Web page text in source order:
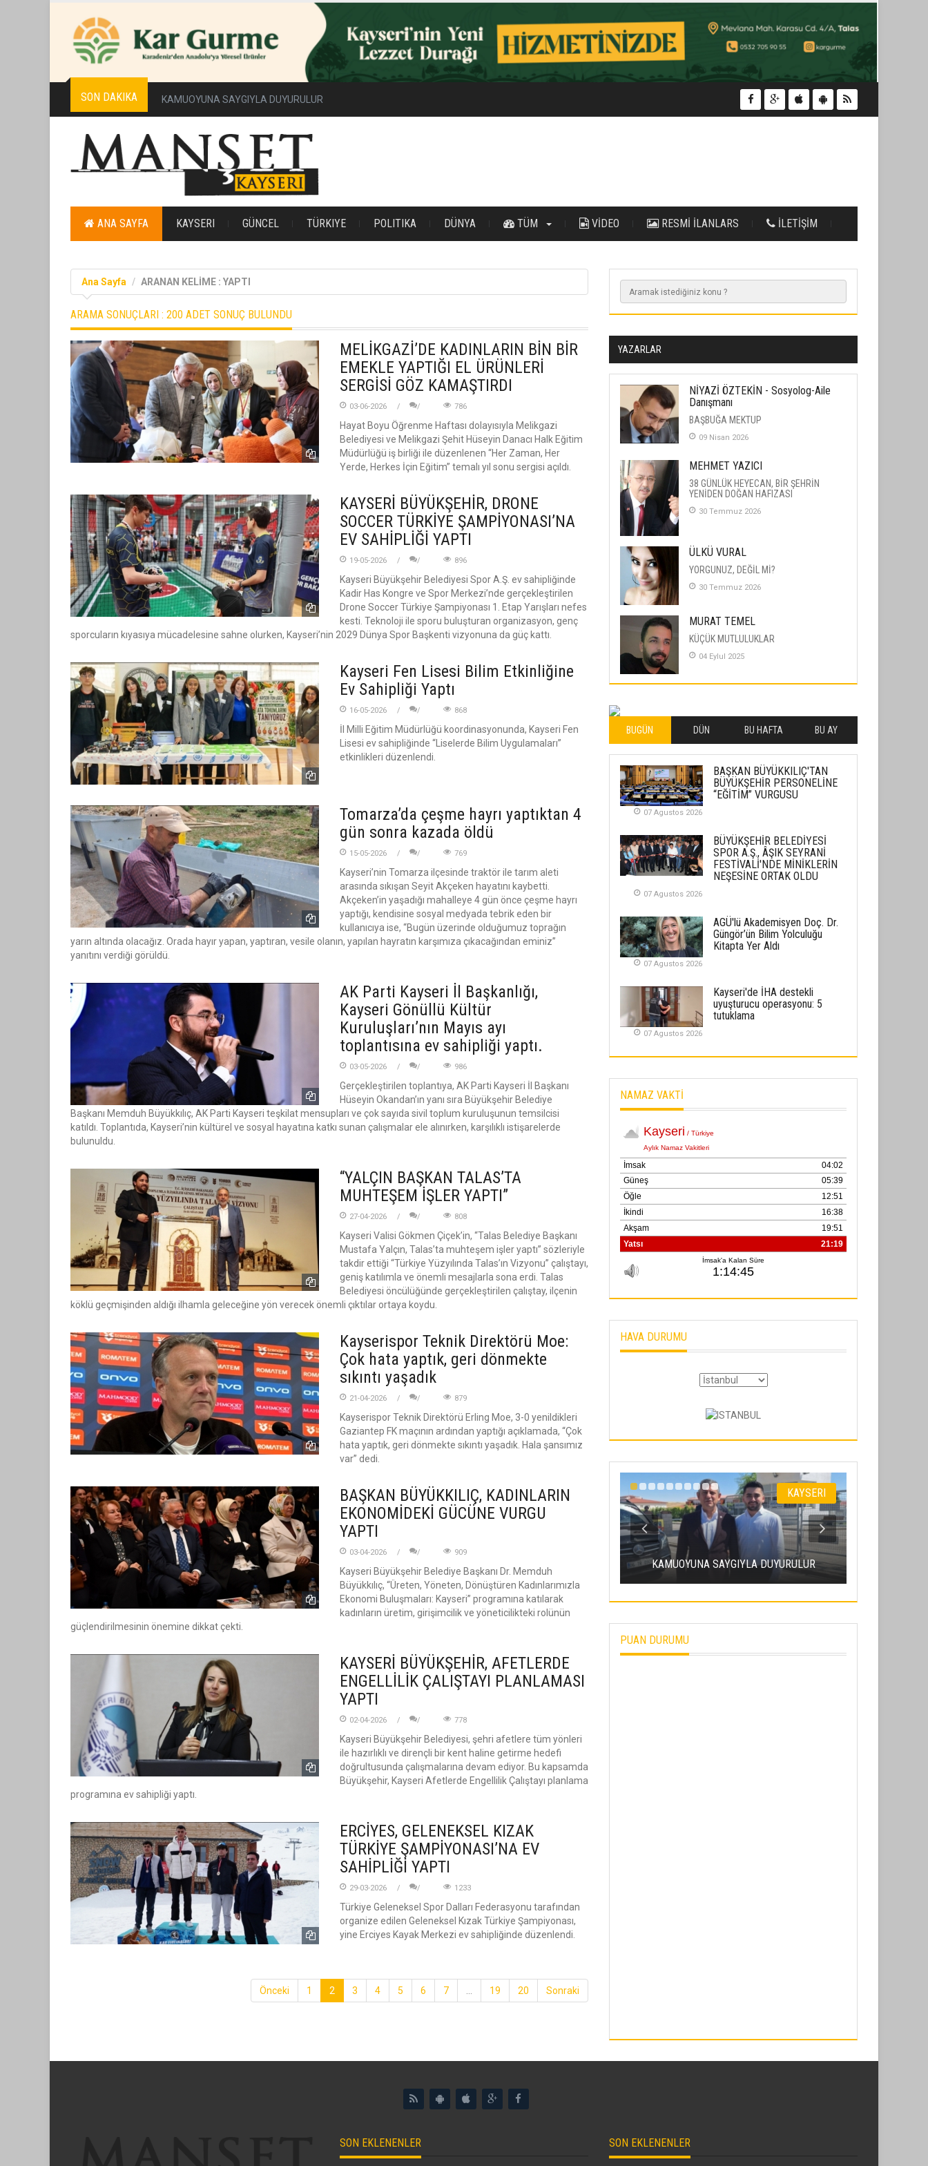
SON DAKIKA Erciyes Üniversitesi’nde Sürdürülebilir Enerji Hamlesi
ANA SAYFA KAYSERI GÜNCEL TÜRKIYE POLITIKA DÜNYA TÜM VİDEO RESMİ İLANLARS İLETİŞİM
Ana Sayfa ARANAN KELİME : YAPTI
ARAMA SONUÇLARI : 200 ADET SONUÇ BULUNDU
MELİKGAZİ’DE KADINLARIN BİN BİR
EMEKLE YAPTIĞI EL ÜRÜNLERİ
SERGİSİ GÖZ KAMAŞTIRDI
03-06-2026 786
Hayat Boyu Öğrenme Haftası dolayısıyla Melikgazi
Belediyesi ve Melikgazi Şehit Hüseyin Danacı Halk Eğitim
Müdürlüğü iş birliği ile düzenlenen “Her Zaman, Her
Yerde, Herkes İçin Eğitim” temalı yıl sonu sergisi açıldı.
KAYSERİ BÜYÜKŞEHİR, DRONE
SOCCER TÜRKİYE ŞAMPİYONASI’NA
EV SAHİPLİĞİ YAPTI
19-05-2026 896
Kayseri Büyükşehir Belediyesi Spor A.Ş. ev sahipliğinde
Kadir Has Kongre ve Spor Merkezi’nde gerçekleştirilen
Drone Soccer Türkiye Şampiyonası 1. Etap Yarışları nefes
kesti. Teknoloji ile sporu buluşturan organizasyon, genç
sporcuların kıyasıya mücadelesine sahne olurken, Kayseri’nin 2029 Dünya Spor Başkenti vizyonuna da güç kattı.
Kayseri Fen Lisesi Bilim Etkinliğine
Ev Sahipliği Yaptı
16-05-2026 868
İl Milli Eğitim Müdürlüğü koordinasyonunda, Kayseri Fen
Lisesi ev sahipliğinde “Liselerde Bilim Uygulamaları”
etkinlikleri düzenlendi.
Tomarza’da çeşme hayrı yaptıktan 4
gün sonra kazada öldü
15-05-2026 769
Kayseri’nin Tomarza ilçesinde traktör ile tarım aleti
arasında sıkışan Seyit Akçeken hayatını kaybetti.
Akçeken’in yaşadığı mahalleye 4 gün önce çeşme hayrı
yaptığı, kendisine sosyal medyada tebrik eden bir
kullanıcıya ise, “Bugün üzerinde olduğumuz toprağın
yarın altında olacağız. Orada hayır yapan, yaptıran, vesile olanın, yapılan hayratın karşımıza çıkacağından eminiz”
yanıtını verdiği görüldü.
AK Parti Kayseri İl Başkanlığı,
Kayseri Gönüllü Kültür
Kuruluşları’nın Mayıs ayı
toplantısına ev sahipliği yaptı.
03-05-2026 986
Gerçekleştirilen toplantıya, AK Parti Kayseri İl Başkanı
Hüseyin Okandan’ın yanı sıra Büyükşehir Belediye
Başkanı Memduh Büyükkılıç, AK Parti Kayseri teşkilat mensupları ve çok sayıda sivil toplum kuruluşunun temsilcisi
katıldı. Toplantıda, Kayseri’nin kültürel ve sosyal hayatına katkı sunan çalışmalar ele alınırken, karşılıklı istişarelerde
bulunuldu.
“YALÇIN BAŞKAN TALAS’TA
MUHTEŞEM İŞLER YAPTI”
27-04-2026 808
Kayseri Valisi Gökmen Çiçek’in, “Talas Belediye Başkanı
Mustafa Yalçın, Talas’ta muhteşem işler yaptı” sözleriyle
takdir ettiği “Türkiye Yüzyılında Talas’ın Vizyonu” çalıştayı,
geniş katılımla ve önemli mesajlarla sona erdi. Talas
Belediyesi öncülüğünde gerçekleştirilen çalıştay, ilçenin
köklü geçmişinden aldığı ilhamla geleceğine yön verecek önemli çıktılar ortaya koydu.
Kayserispor Teknik Direktörü Moe:
Çok hata yaptık, geri dönmekte
sıkıntı yaşadık
21-04-2026 879
Kayserispor Teknik Direktörü Erling Moe, 3-0 yenildikleri
Gaziantep FK maçının ardından yaptığı açıklamada, “Çok
hata yaptık, geri dönmekte sıkıntı yaşadık. Hala şansımız
var” dedi.
BAŞKAN BÜYÜKKILIÇ, KADINLARIN
EKONOMİDEKİ GÜCÜNE VURGU
YAPTI
03-04-2026 909
Kayseri Büyükşehir Belediye Başkanı Dr. Memduh
Büyükkılıç, “Üreten, Yöneten, Dönüştüren Kadınlarımızla
Ekonomi Buluşmaları: Kayseri” programına katılarak
kadınların üretim, girişimcilik ve yöneticilikteki rolünün
güçlendirilmesinin önemine dikkat çekti.
KAYSERİ BÜYÜKŞEHİR, AFETLERDE
ENGELLİLİK ÇALIŞTAYI PLANLAMASI
YAPTI
02-04-2026 778
Kayseri Büyükşehir Belediyesi, şehri afetlere tüm yönleri
ile hazırlıklı ve dirençli bir kent haline getirme hedefi
doğrultusunda çalışmalarına devam ediyor. Bu kapsamda
Büyükşehir, Kayseri Afetlerde Engellilik Çalıştayı planlama
programına ev sahipliği yaptı.
ERCİYES, GELENEKSEL KIZAK
TÜRKİYE ŞAMPİYONASI’NA EV
SAHİPLİĞİ YAPTI
29-03-2026 1233
Türkiye Geleneksel Spor Dalları Federasyonu tarafından
organize edilen Geleneksel Kızak Türkiye Şampiyonası,
yine Erciyes Kayak Merkezi ev sahipliğinde düzenlendi.
Önceki 1 2 3 4 5 6 7 19 20 Sonraki
YAZARLAR
NİYAZİ ÖZTEKİN - Sosyolog-Aile
Danışmanı
BAŞBUĞA MEKTUP
09 Nisan 2026
MEHMET YAZICI
38 GÜNLÜK HEYECAN, BİR ŞEHRİN
YENİDEN DOĞAN HAFIZASI
30 Temmuz 2026
ÜLKÜ VURAL
YORGUNUZ, DEĞİL Mİ?
30 Temmuz 2026
MURAT TEMEL
KÜÇÜK MUTLULUKLAR
04 Eylul 2025
26 Subat 2026
METİN ERTEM
YENİ HİCRİ YIL VE ÜLKEMİZDE
YAŞANANLAR!
21 Haziran 2026
SEMRA ŞAHİN
KENDİNE UYANMAK
30 Temmuz 2026
İlgi Alanlarımız ve Biz
02 Ekim 2025
Kayserispor, Rizespor’la Nihayet 3
puana Ulaştı
01 Mayis 2026
BUGÜN DÜN BU HAFTA BU AY
BAŞKAN BÜYÜKKILIÇ'TAN
BÜYÜKŞEHİR PERSONELİNE
“EĞİTİM” VURGUSU
07 Agustos 2026
BÜYÜKŞEHİR BELEDİYESİ
SPOR A.Ş., ÂŞIK SEYRANİ
FESTİVALİ'NDE MİNİKLERİN
NEŞESİNE ORTAK OLDU
07 Agustos 2026
AGÜ'lü Akademisyen Doç. Dr.
Güngör’ün Bilim Yolculuğu
Kitapta Yer Aldı
07 Agustos 2026
Kayseri'de İHA destekli
uyuşturucu operasyonu: 5
tutuklama
07 Agustos 2026
NAMAZ VAKTİ
HAVA DURUMU
KAYSERI
KAYSERI’DE UZMANINDAN SICAK HAVA
UYARISI
KAYSERI
KAMUOYUNA SAYGIYLA DUYURULUR
PUAN DURUMU
SON EKLENENLER SON EKLENENLER